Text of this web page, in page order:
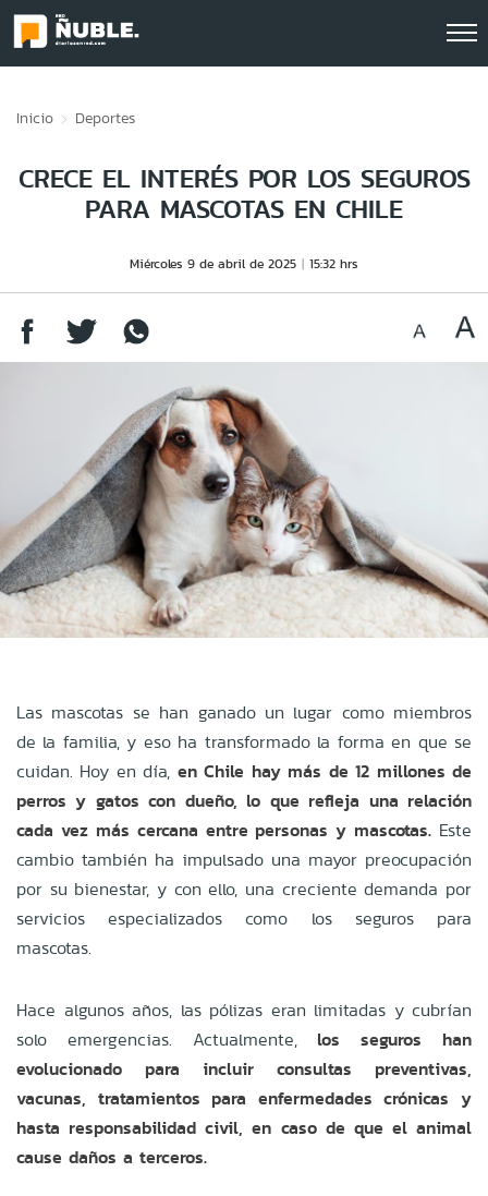
Inicio Deportes
CRECE EL INTERÉS POR LOS SEGUROS
PARA MASCOTAS EN CHILE
Miércoles 9 de abril de 2025 15:32 hrs
Las mascotas se han ganado un lugar como miembros
de la familia, y eso ha transformado la forma en que se
cuidan. Hoy en día, en Chile hay más de 12 millones de
perros y gatos con dueño, lo que refleja una relación
cada vez más cercana entre personas y mascotas. Este
cambio también ha impulsado una mayor preocupación
por su bienestar, y con ello, una creciente demanda por
servicios especializados como los seguros para
mascotas.
Hace algunos años, las pólizas eran limitadas y cubrían
solo emergencias. Actualmente, los seguros han
evolucionado para incluir consultas preventivas,
vacunas, tratamientos para enfermedades crónicas y
hasta responsabilidad civil, en caso de que el animal
cause daños a terceros.